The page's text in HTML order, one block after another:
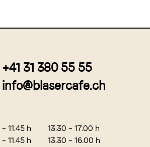
+41 31 380 55 55
info@blasercafe.ch
11.45 h
13.30 – 17.00 h
11.45 h
13.30 – 16.00 h